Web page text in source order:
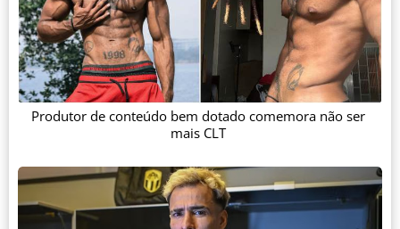
Produtor de conteúdo bem dotado comemora não ser
mais CLT